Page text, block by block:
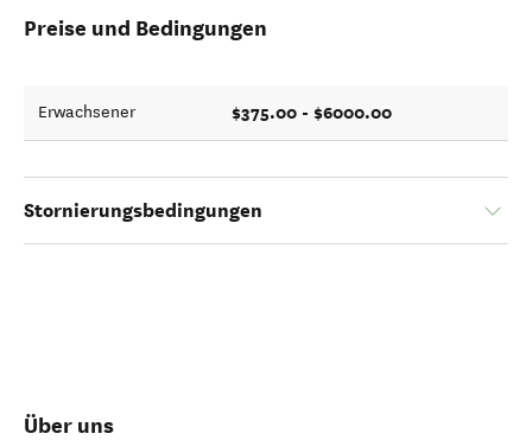
Preise und Bedingungen
Erwachsener $375.00 - $6000.00
Stornierungsbedingungen
Über uns